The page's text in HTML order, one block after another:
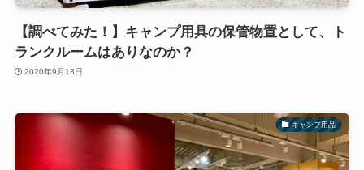
【調べてみた！】キャンプ用具の保管物置として、ト
ランクルームはありなのか？
2020年9月13日
キャンプ用品